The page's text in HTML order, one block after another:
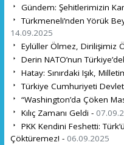
Gündem: Şehitlerimizin
Türkmeneli’nden Yörük
14.09.2025
Eylüller Ölmez, Dirilişimiz
Derin NATO’nun
Hatay: Sınırdaki Işık,
Türkiye Cumhuriyeti
“Washington’da Çöken
Kılıç Zamanı Geldi -
PKK Kendini Feshetti:
Çöktüremez! - 06.09.2025